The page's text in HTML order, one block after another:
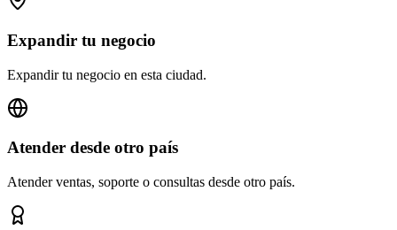
Expandir tu negocio
Expandir tu negocio en esta ciudad.
Atender desde otro país
Atender ventas, soporte o consultas desde otro país.